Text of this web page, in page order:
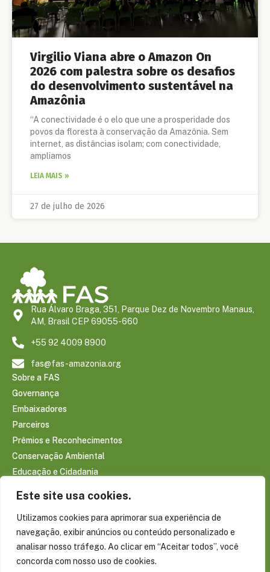
Este site usa cookies.
Utilizamos cookies para aprimorar sua experiência de
navegação, exibir anúncios ou conteúdo personalizado e
analisar nosso tráfego. Ao clicar em “Aceitar todos”, você
concorda com nosso uso de cookies.
Virgilio Viana abre o Amazon On
2026 com palestra sobre os desafios
do desenvolvimento sustentável na
Amazônia
“A conectividade é o elo que une a prosperidade dos
povos da floresta à conservação da Amazônia. Sem
internet, as distâncias isolam; com conectividade,
ampliamos
LEIA MAIS »
27 de julho de 2026
Rua Álvaro Braga, 351, Parque Dez de Novembro Manaus,
AM, Brasil CEP 69055-660
+55 92 4009 8900
fas@fas-amazonia.org
Sobre a FAS
Governança
Embaixadores
Parceiros
Prêmios e Reconhecimentos
Conservação Ambiental
Educação e Cidadania
Saúde e Bem-estar
Sociobioeconomia Amazônica
CONTEÚDOS
Notícias
Reportagens